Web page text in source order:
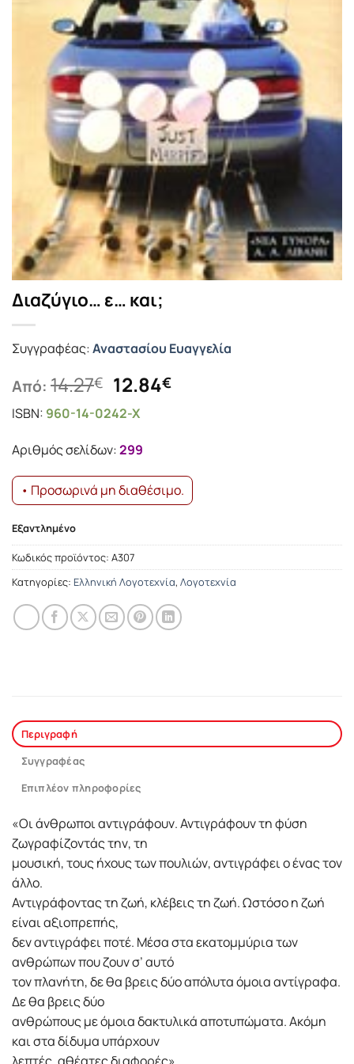
Διαζύγιο… ε… και;
Συγγραφέας:Αναστασίου Ευαγγελία
Από: 14.27€ Original
price
was:
14.27€.
12.84€Η
ISBN: 960-14-0242-X
Αριθμός σελίδων:299
• Προσωρινά μη διαθέσιμο.
Εξαντλημένο
Κωδικός προϊόντος: Α307
Κατηγορίες: Ελληνική Λογοτεχνία, Λογοτεχνία
Περιγραφή
Συγγραφέας
Επιπλέον πληροφορίες
«Οι άνθρωποι αντιγράφουν. Αντιγράφουν τη φύση
ζωγραφίζοντάς την, τη
μουσική, τους ήχους των πουλιών, αντιγράφει ο ένας τον
άλλο.
Αντιγράφοντας τη ζωή, κλέβεις τη ζωή. Ωστόσο η ζωή
είναι αξιοπρεπής,
δεν αντιγράφει ποτέ. Μέσα στα εκατομμύρια των
ανθρώπων που ζουν σ’ αυτό
τον πλανήτη, δε θα βρεις δύο απόλυτα όμοια αντίγραφα.
Δε θα βρεις δύο
ανθρώπους με όμοια δακτυλικά αποτυπώματα. Ακόμη
και στα δίδυμα υπάρχουν